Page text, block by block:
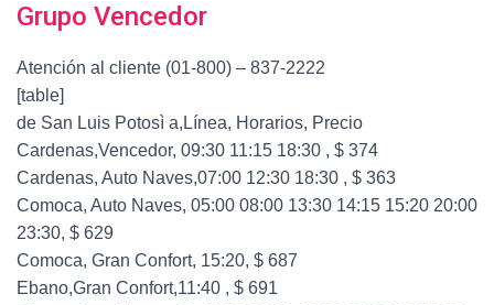
Grupo Vencedor
Atención al cliente (01-800) – 837-2222
[table]
de San Luis Potosì a,Línea, Horarios, Precio
Cardenas,Vencedor, 09:30 11:15 18:30 , $ 374
Cardenas, Auto Naves,07:00 12:30 18:30 , $ 363
Comoca, Auto Naves, 05:00 08:00 13:30 14:15 15:20 20:00
23:30, $ 629
Comoca, Gran Confort, 15:20, $ 687
Ebano,Gran Confort,11:40 , $ 691